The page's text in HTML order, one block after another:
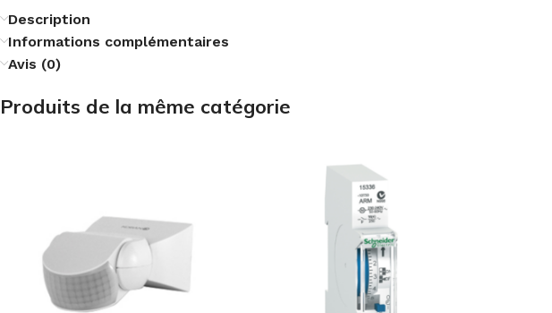
Description
Informations complémentaires
Avis (0)
Produits de la même catégorie